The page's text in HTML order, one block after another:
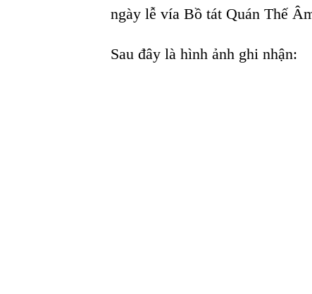
ngày lễ vía Bồ tát Quán Thế
Sau đây là hình ảnh ghi nhận: